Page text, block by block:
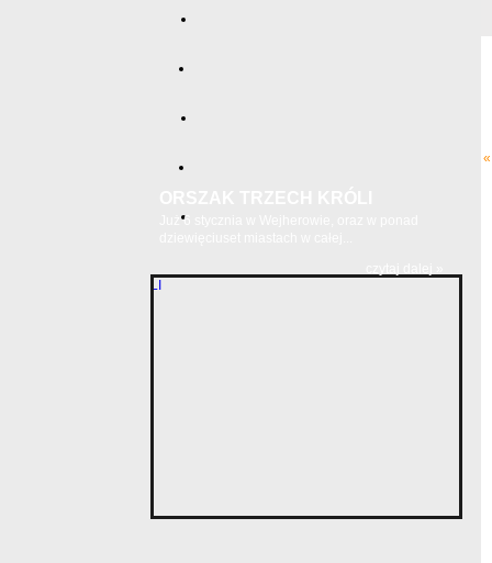
Już 6 stycznia w Wejherowie, oraz w ponad
«